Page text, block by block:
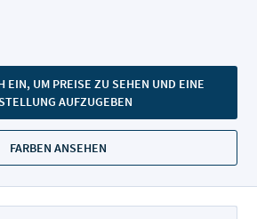
EIN, UM PREISE ZU SEHEN UND EINE
AUFZUGEBEN
FARBEN ANSEHEN